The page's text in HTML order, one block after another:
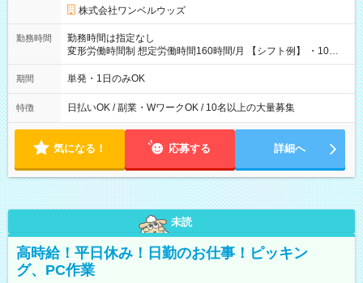
株式会社ワンベルウッズ
勤務時間
勤務時間は指定なし
変形労働時間制 想定労働時間160時間/月 【シフト例】 ・10：
00～20：00
期間 単発・1日のみOK
特徴 日払いOK / 副業・WワークOK / 10名以上の大量募集
気になる！ 応募する 詳細へ
未読
高時給！平日休み！日勤のお仕事！ピッキン
グ、PC作業